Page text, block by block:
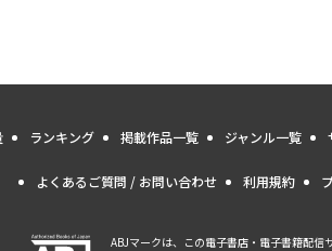
ランキング 掲載作品一覧 ジャンル一覧
よくあるご質問 / お問い合わせ 利用規約
ABJマークは、この電子書店・電子書籍配信